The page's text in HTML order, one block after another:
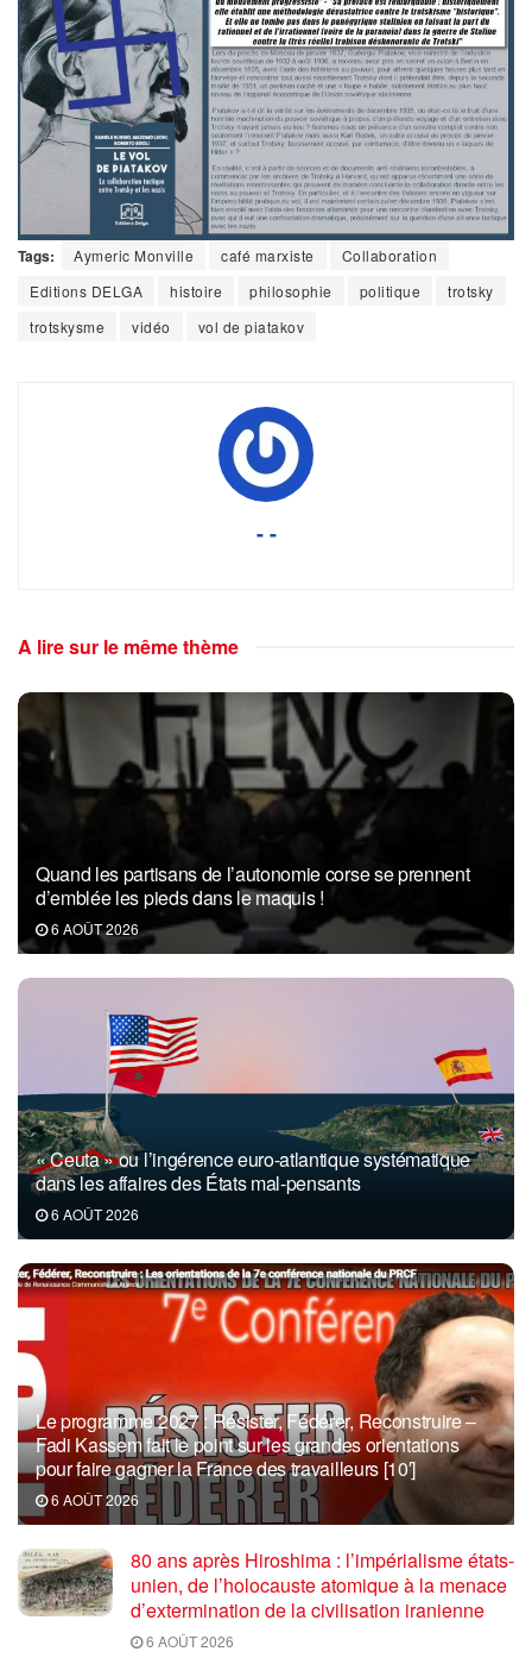
Tags: Aymeric Monville café marxiste
Collaboration
Editions DELGA
histoire philosophie politique
trotsky
trotskysme
vidéo vol de piatakov
- -
A lire sur le même thème
Quand les partisans de l’autonomie corse se prennent
d’emblée les pieds dans le maquis !
6 AOÛT 2026
« Ceuta » ou l’ingérence euro-atlantique systématique
dans les affaires des États mal-pensants
6 AOÛT 2026
Le programme 2027 : Résister, Fédérer, Reconstruire –
Fadi Kassem fait le point sur les grandes orientations
pour faire gagner la France des travailleurs [10′]
6 AOÛT 2026
80 ans après Hiroshima : l’impérialisme états-
unien, de l’holocauste atomique à la menace
d’extermination de la civilisation iranienne
6 AOÛT 2026